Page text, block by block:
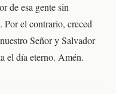
de esa gente sin
el contrario, creced
Señor y Salvador
el día eterno. Amén.